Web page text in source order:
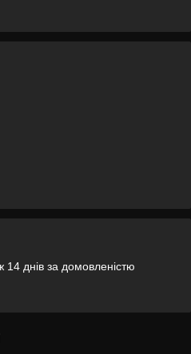
днів за домовленістю